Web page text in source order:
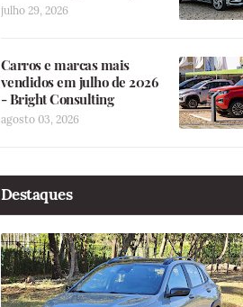
julho 29, 2026
Carros e marcas mais
vendidos em julho de 2026
- Bright Consulting
agosto 03, 2026
Destaques